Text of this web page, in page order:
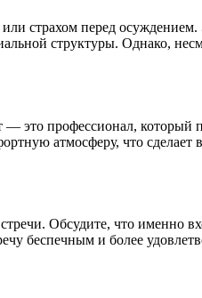
страхом перед
структуры. Однако,
профессионал, который
атмосферу, что
Обсудите, что именно
беспечным и более